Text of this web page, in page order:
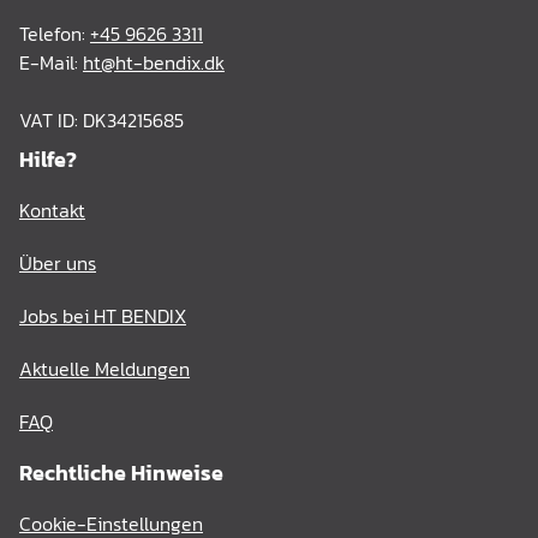
Telefon: +45 9626 3311
E-Mail: ht@ht-bendix.dk
VAT ID: DK34215685
Hilfe?
Kontakt
Über uns
Jobs bei HT BENDIX
Aktuelle Meldungen
FAQ
Rechtliche Hinweise
Cookie-Einstellungen